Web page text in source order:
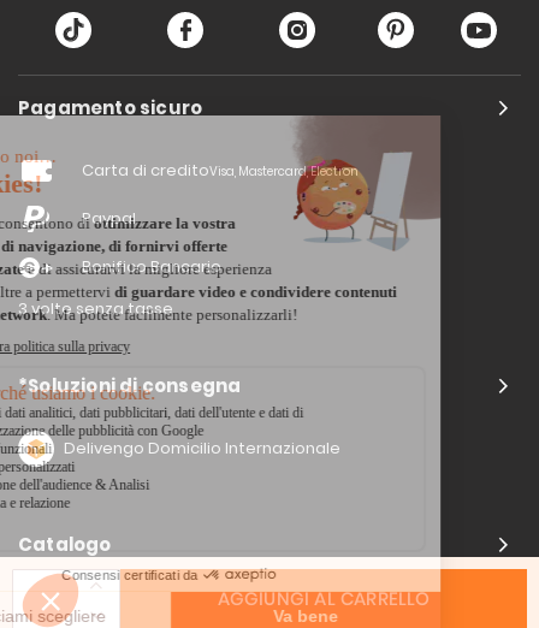
AGGIUNGI AL CARRELLO
Pagamento sicuro
Carta di creditoVisa, Mastercard, Electron
Paypal
Bonifico Bancario
3 volte senza tasse
*Soluzioni di consegna
Delivengo Domicilio Internazionale
Catalogo